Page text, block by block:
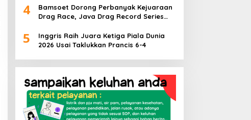
4
Bamsoet Dorong Perbanyak Kejuaraan
Drag Race, Java Drag Record Series
Muda
5
Inggris Raih Juara Ketiga Piala Dunia
2026 Usai Taklukkan Prancis 6-4